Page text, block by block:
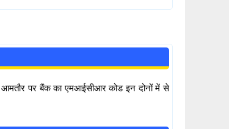
आमतौर पर बैंक का एमआईसीआर कोड इन दोनों में से